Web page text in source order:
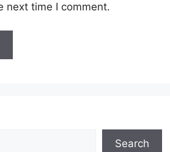
next time I comment.
Search